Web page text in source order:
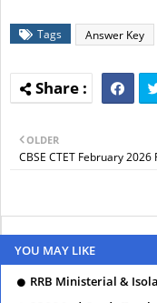
Tags Answer Key
OLDER
CBSE CTET February
YOU MAY LIKE
RRB Ministerial &